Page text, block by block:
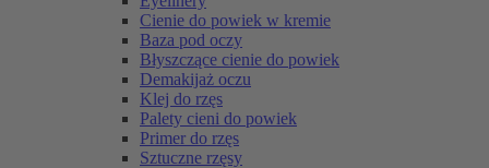
Cienie do powiek w kremie
Baza pod oczy
Błyszczące cienie do powiek
Demakijaż oczu
Klej do rzęs
Palety cieni do powiek
Primer do rzęs
Sztuczne rzęsy